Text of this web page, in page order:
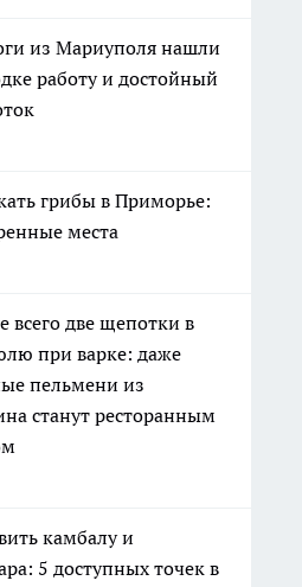
из Мариуполя нашли
работу и достойный
грибы в Приморье:
места
всего две щепотки в
при варке: даже
пельмени из
станут ресторанным
камбалу и
5 доступных точек в